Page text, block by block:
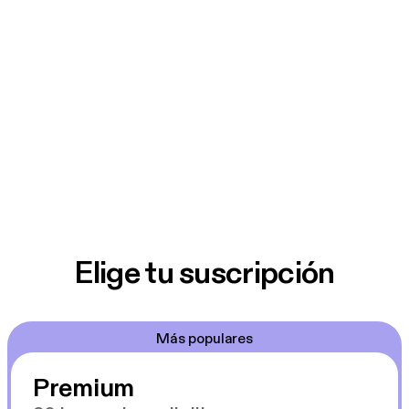
Elige tu suscripción
Más populares
Premium